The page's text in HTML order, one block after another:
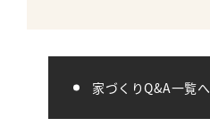
家づくりQ&A一覧へ